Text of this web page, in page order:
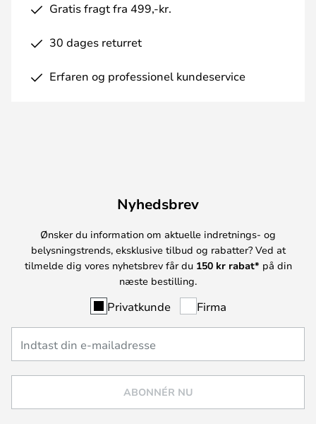
Gratis fragt fra 499,-kr.
30 dages returret
Erfaren og professionel kundeservice
Nyhedsbrev
Ønsker du information om aktuelle indretnings- og
belysningstrends, eksklusive tilbud og rabatter? Ved at
tilmelde dig vores nyhetsbrev får du 150 kr rabat* på din
næste bestilling.
Privatkunde Firma
ABONNÉR NU